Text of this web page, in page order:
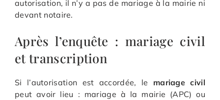
autorisation, il n’y a pas de mariage à la mairie ni
devant notaire.
Après l’enquête : mariage civil
et transcription
Si l’autorisation est accordée, le mariage civil
peut avoir lieu : mariage à la mairie (APC) ou